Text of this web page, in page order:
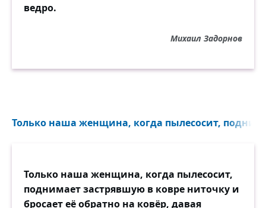
ведро.
Михаил Задорнов
Только наша женщина, когда пылесосит,
Только наша женщина, когда пылесосит,
поднимает застрявшую в ковре ниточку и
бросает её обратно на ковёр, давая